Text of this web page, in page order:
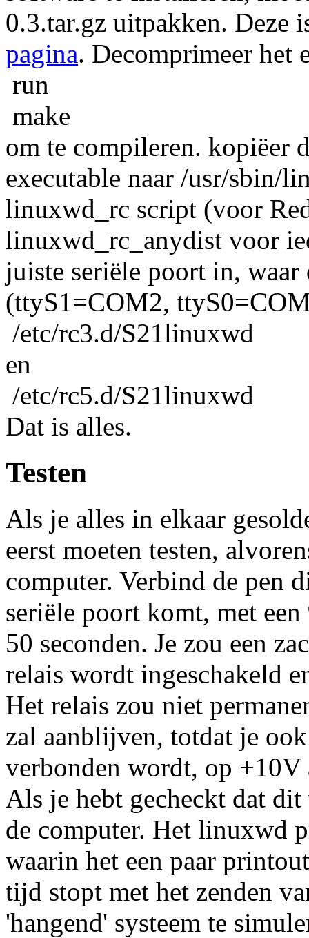
0.3.tar.gz uitpakken. Deze
pagina. Decomprimeer het
run
make
om te compileren. kopiëer
executable naar /usr/sbin/
linuxwd_rc script (voor
linuxwd_rc_anydist voor
juiste seriële poort in, waar
(ttyS1=COM2,
/etc/rc3.d/S21linuxwd
en
/etc/rc5.d/S21linuxwd
Dat is alles.
Testen
Als je alles in elkaar
eerst moeten testen,
computer. Verbind de pen
seriële poort komt, met
50 seconden. Je zou een
relais wordt ingeschakeld
Het relais zou niet
zal aanblijven, totdat je
verbonden wordt, op +10V
Als je hebt gecheckt dat
de computer. Het linuxwd
waarin het een paar
tijd stopt met het zenden
'hangend' systeem te